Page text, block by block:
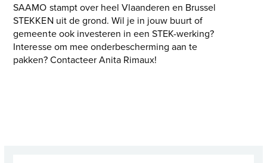
SAAMO stampt over heel Vlaanderen en Brussel
STEKKEN uit de grond. Wil je in jouw buurt of
gemeente ook investeren in een STEK-werking?
Interesse om mee onderbescherming aan te
pakken? Contacteer Anita Rimaux!